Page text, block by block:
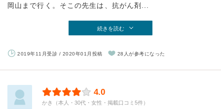
岡山まで行く。そこの先生は、抗がん剤...
続きを読む
2019年11月受診 / 2020年01月投稿 28人が参考になった
4.0
かき（本人・30代・女性・掲載口コミ5件）